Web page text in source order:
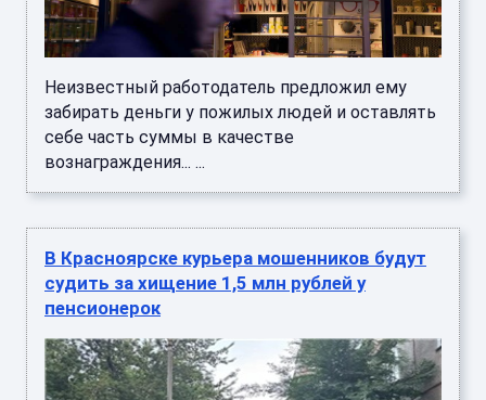
Неизвестный работодатель предложил ему
забирать деньги у пожилых людей и оставлять
себе часть суммы в качестве
вознаграждения... ...
В Красноярске курьера мошенников будут
судить за хищение 1,5 млн рублей у
пенсионерок